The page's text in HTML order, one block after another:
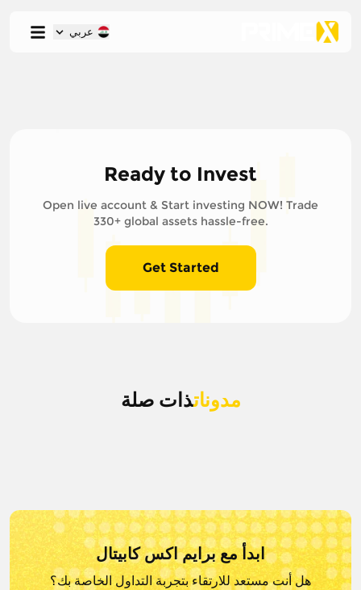
عربي
Ready to Invest
Open live account & Start investing NOW! Trade
330+ global assets hassle-free.
Get Started
مدوناتذات صلة
ابدأ مع برايم اكس كابيتال
هل أنت مستعد للارتقاء بتجربة التداول الخاصة بك؟